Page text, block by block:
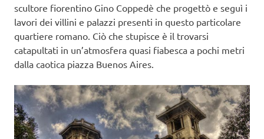
scultore fiorentino Gino Coppedè che progettò e seguì i
lavori dei villini e palazzi presenti in questo particolare
quartiere romano. Ciò che stupisce è il trovarsi
catapultati in un’atmosfera quasi fiabesca a pochi metri
dalla caotica piazza Buenos Aires.